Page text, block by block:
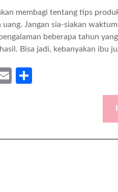
membagi tentang tips
uang. Jangan sia-siakan
beberapa tahun
Bisa jadi, kebanyakan ibu
Email